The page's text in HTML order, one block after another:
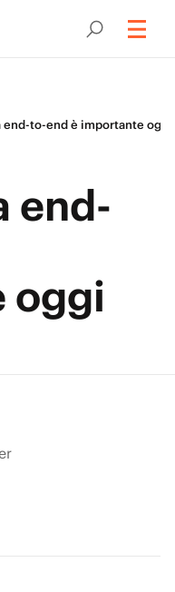
to-end è importante oggi
end-
oggi